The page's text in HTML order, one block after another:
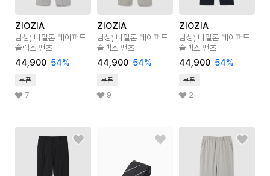
ZIOZIA
남성) 나일론 테이퍼드
슬랙스 팬츠
44,900 54%
쿠폰
7
ZIOZIA
남성) 나일론 테이퍼드
슬랙스 팬츠
44,900 54%
쿠폰
9
ZIOZIA
남성) 나일론 테이퍼드
슬랙스 팬츠
44,900 54%
쿠폰
2